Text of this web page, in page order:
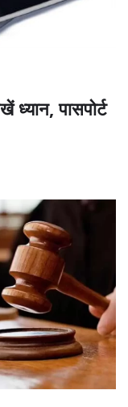
ध्यान, पासपोर्ट